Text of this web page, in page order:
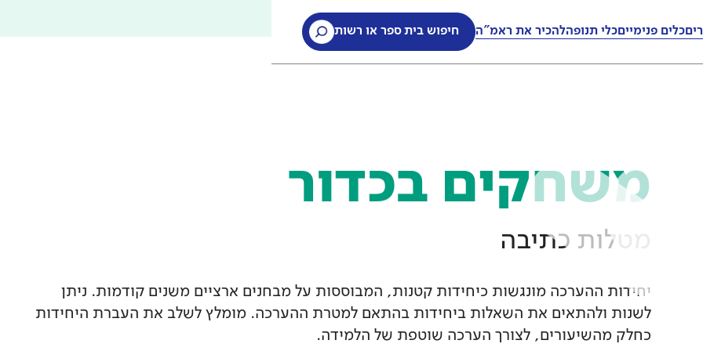
כלים פנימייםכלי תנופהלהכיר את ראמ"ה חיפוש בית ספר או רשות כלים פנימייםכלי תנופהלהכיר את ראמ"ה חיפוש בית ספר או רשות
משחקים בכדור
מטלות כתיבה
יחידות ההערכה מונגשות כיחידות קטנות, המבוססות על מבחנים ארציים משנים קודמות. ניתן
לשנות ולהתאים את השאלות ביחידות בהתאם למטרת ההערכה. מומלץ לשלב את העברת היחידות
כחלק מהשיעורים, לצורך הערכה שוטפת של הלמידה.